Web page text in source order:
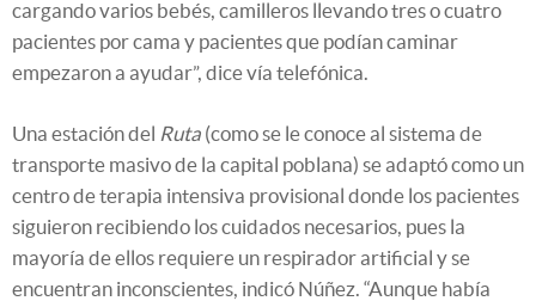
cargando varios bebés, camilleros llevando tres o cuatro
pacientes por cama y pacientes que podían caminar
empezaron a ayudar”, dice vía telefónica.
Una estación del Ruta (como se le conoce al sistema de
transporte masivo de la capital poblana) se adaptó como un
centro de terapia intensiva provisional donde los pacientes
siguieron recibiendo los cuidados necesarios, pues la
mayoría de ellos requiere un respirador artificial y se
encuentran inconscientes, indicó Núñez. “Aunque había